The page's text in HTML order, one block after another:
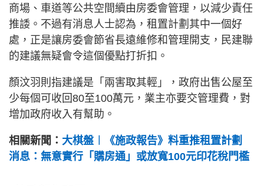
商場、車道等公共空間續由房委會管理，以減少責任
推諉。不過有消息人士認為，租置計劃其中一個好
處，正是讓房委會節省長遠維修和管理開支，民建聯
的建議無疑會令這個優點打折扣。
顏汶羽則指建議是「兩害取其輕」，政府出售公屋至
少每個可收回80至100萬元，業主亦要交管理費，對
增加政府收入有幫助。
相關新聞： 大棋盤︱《施政報告》料重推租置計劃
消息：無意實行「購房通」或放寬100元印花稅門檻